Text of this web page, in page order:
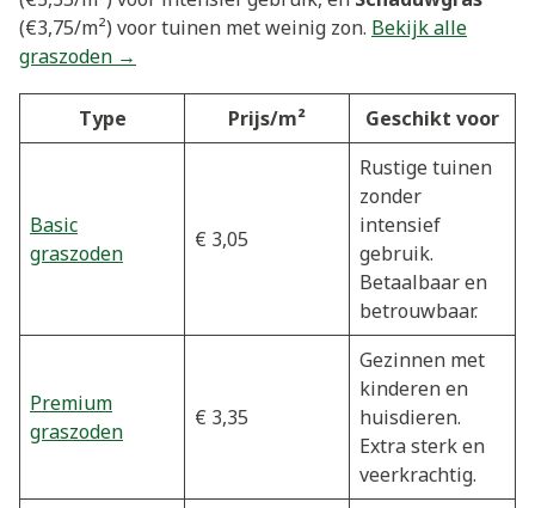
(€3,75/m²) voor tuinen met weinig zon. Bekijk alle
graszoden →
Type Prijs/m² Geschikt voor
Basic
graszoden
€ 3,05
Rustige tuinen
zonder
intensief
gebruik.
Betaalbaar en
betrouwbaar.
Premium
graszoden
€ 3,35
Gezinnen met
kinderen en
huisdieren.
Extra sterk en
veerkrachtig.